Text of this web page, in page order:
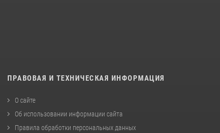
ПРАВОВАЯ И ТЕХНИЧЕСКАЯ ИНФОРМАЦИЯ
О сайте
Об использовании информации сайта
Правила обработки персональных данных